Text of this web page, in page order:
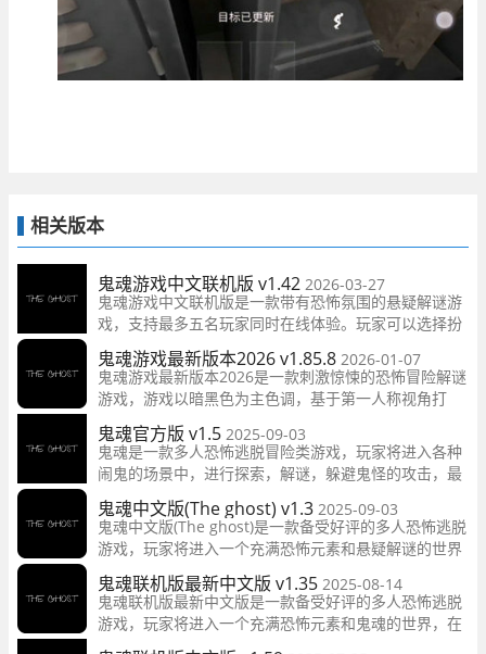
相关版本
鬼魂游戏中文联机版 v1.42 2026-03-27
鬼魂游戏中文联机版是一款带有恐怖氛围的悬疑解谜游
戏，支持最多五名玩家同时在线体验。玩家可以选择扮
演幸存者或鬼魂，在黑暗的废弃房子中展开冒险，寻找
线索逃离恐怖环境
鬼魂游戏最新版本2026 v1.85.8 2026-01-07
鬼魂游戏最新版本2026是一款刺激惊悚的恐怖冒险解谜
游戏，游戏以暗黑色为主色调，基于第一人称视角打
造，幽深恐怖的背景音乐搭配上惊悚的游戏画风，给玩
家营造了一种非常吓人的氛围环境。
鬼魂官方版 v1.5 2025-09-03
鬼魂是一款多人恐怖逃脱冒险类游戏，玩家将进入各种
闹鬼的场景中，进行探索，解谜，躲避鬼怪的攻击，最
终找到逃离的方法并成功逃脱。
鬼魂中文版(The ghost) v1.3 2025-09-03
鬼魂中文版(The ghost)是一款备受好评的多人恐怖逃脱
游戏，玩家将进入一个充满恐怖元素和悬疑解谜的世界
中，探索黑暗密室，寻找线索逃离困境。
鬼魂联机版最新中文版 v1.35 2025-08-14
鬼魂联机版最新中文版是一款备受好评的多人恐怖逃脱
游戏，玩家将进入一个充满恐怖元素和鬼魂的世界，在
黑暗的密室中探索、逃脱、解谜，体验身临其境的恐怖